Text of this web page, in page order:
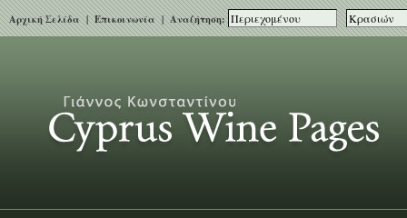
Αρχική Σελίδα|Επικοινωνία| Αναζήτηση: